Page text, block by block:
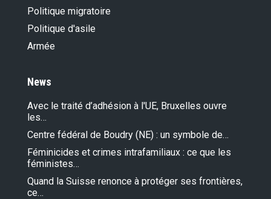
Politique migratoire
Politique d'asile
Armée
News
Avec le traité d’adhésion à l'UE, Bruxelles ouvre
les…
Centre fédéral de Boudry (NE) : un symbole de…
Féminicides et crimes intrafamiliaux : ce que les
féministes…
Quand la Suisse renonce à protéger ses frontières,
ce…